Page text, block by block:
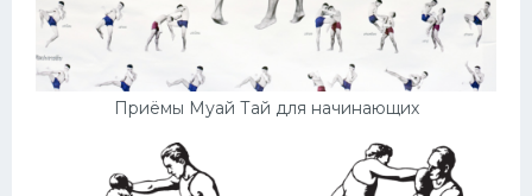
Приёмы Муай Тай для начинающих